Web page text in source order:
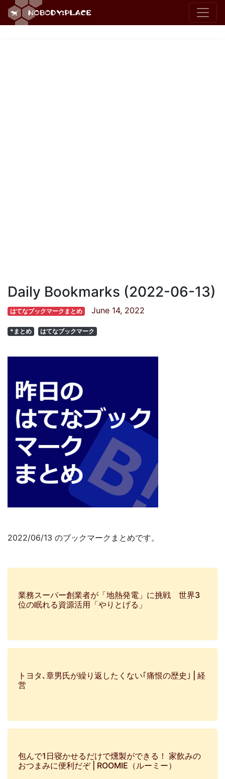
Daily Bookmarks (2022-06-13)
はてなブックマークまとめ June 14, 2022
*まとめ はてなブックマーク
2022/06/13 のブックマークまとめです。
業務スーパー創業者が「地熱発電」に挑戦 世界3
位の眠れる資源活用「やりとげる」
トヨタ､章男氏が繰り返したくない｢痛恨の歴史｣ | 経
営
包んで1日寝かせるだけで燻製ができる！ 家飲みの
おつまみに便利だぞ | ROOMIE（ルーミー）